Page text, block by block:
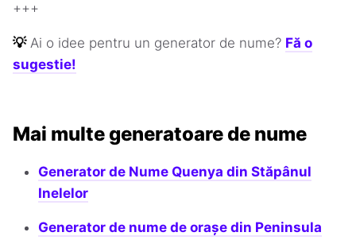
+++
💡 Ai o idee pentru un generator de nume? Fă o
sugestie!
Mai multe generatoare de nume
Generator de Nume Quenya din Stăpânul
Inelelor
Generator de nume de orașe din Peninsula